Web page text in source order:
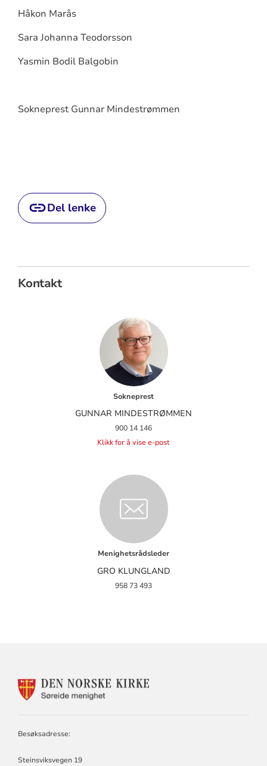
Håkon Marås
Sara Johanna Teodorsson
Yasmin Bodil Balgobin
Sokneprest Gunnar Mindestrømmen
Del lenke
Kontakt
Sokneprest
GUNNAR MINDESTRØMMEN
900 14 146
Klikk for å vise e-post
Menighetsrådsleder
GRO KLUNGLAND
958 73 493
KONTAKTINFORMASJON
Besøksadresse:
Steinsviksvegen 19